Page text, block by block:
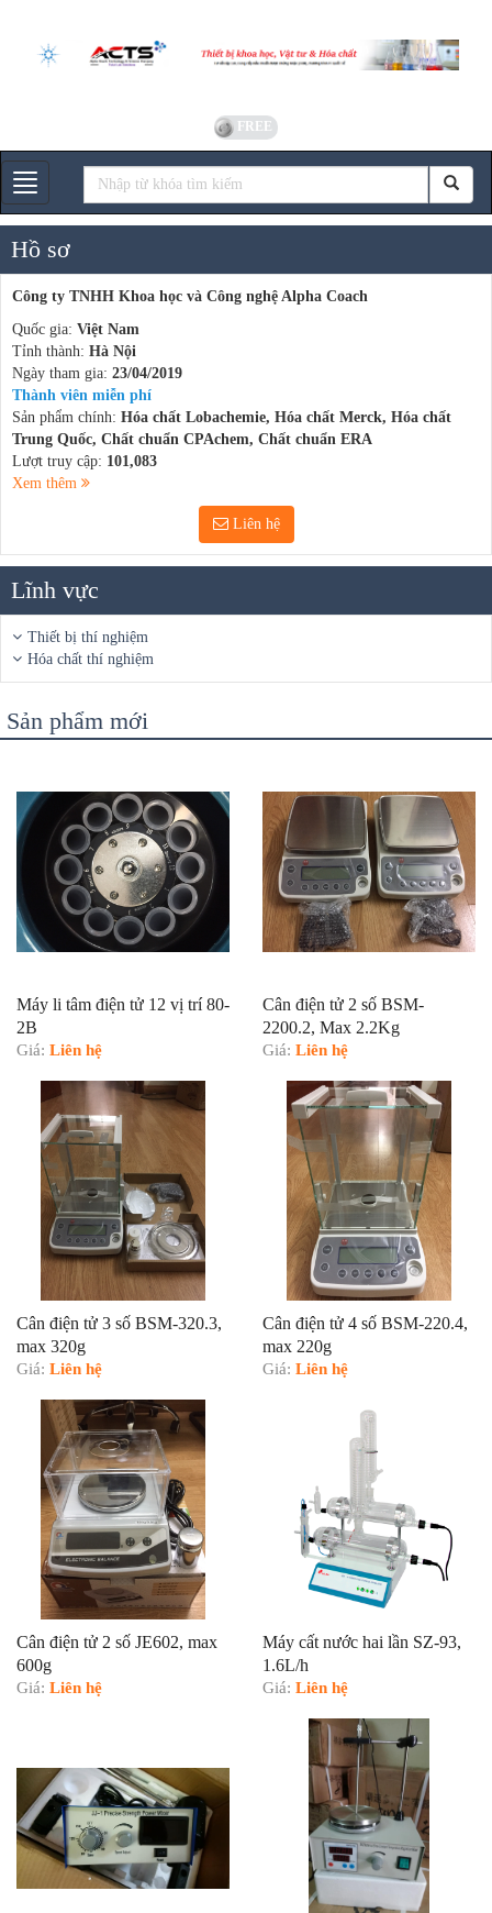
FREE
Gian hàng
Hồ sơ
Công ty TNHH Khoa học và Công nghệ Alpha Coach
Quốc gia: Việt Nam
Tỉnh thành: Hà Nội
Ngày tham gia: 23/04/2019
Thành viên miễn phí
Sản phẩm chính: Hóa chất Lobachemie, Hóa chất Merck, Hóa chất
Trung Quốc, Chất chuẩn CPAchem, Chất chuẩn ERA
Lượt truy cập: 101,083
Xem thêm
Liên hệ
Lĩnh vực
Thiết bị thí nghiệm
Hóa chất thí nghiệm
Sản phẩm mới
Máy li tâm điện tử 12 vị trí 80-
2B
Giá: Liên hệ
Cân điện tử 2 số BSM-
2200.2, Max 2.2Kg
Giá: Liên hệ
Cân điện tử 3 số BSM-320.3,
max 320g
Giá: Liên hệ
Cân điện tử 4 số BSM-220.4,
max 220g
Giá: Liên hệ
Cân điện tử 2 số JE602, max
600g
Giá: Liên hệ
Máy cất nước hai lần SZ-93,
1.6L/h
Giá: Liên hệ